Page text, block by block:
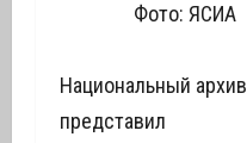
Фото: ЯСИА
Национальный архив
представил